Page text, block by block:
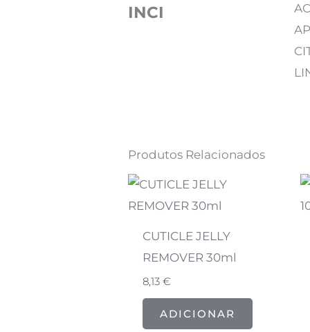
INCI
Produtos Relacionados
CUTICLE JELLY
REMOVER 30ml
8,13 €
ADICIONAR